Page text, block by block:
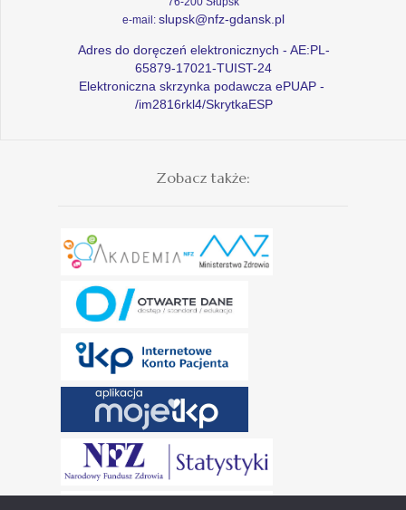
e-mail: slupsk@nfz-gdansk.pl
Adres do doręczeń elektronicznych - AE:PL-
65879-17021-TUIST-24
Elektroniczna skrzynka podawcza ePUAP -
/im2816rkl4/SkrytkaESP
Zobacz także: